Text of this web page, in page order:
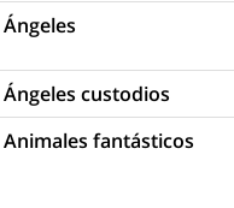
Ángeles
Ángeles custodios
Animales fantásticos